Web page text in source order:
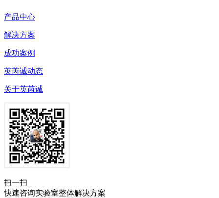
产品中心
解决方案
成功案例
英芮诚动态
关于英芮诚
扫一扫
快速咨询实验室整体解决方案